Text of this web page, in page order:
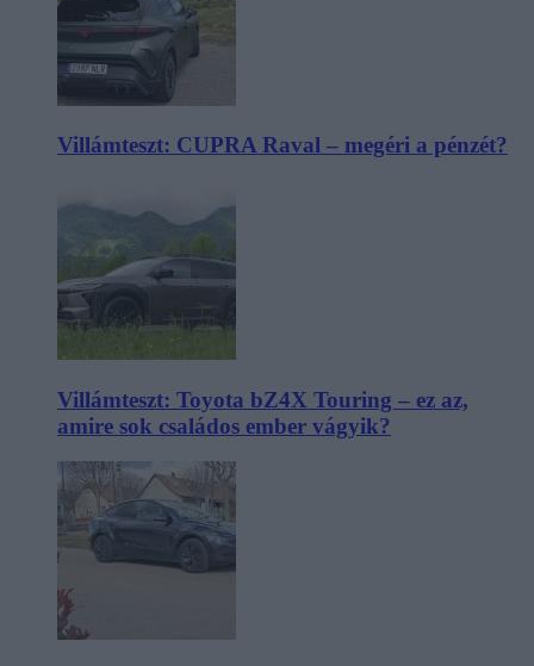
Villámteszt: CUPRA Raval – megéri a pénzét?
Villámteszt: Toyota bZ4X Touring – ez az,
amire sok családos ember vágyik?